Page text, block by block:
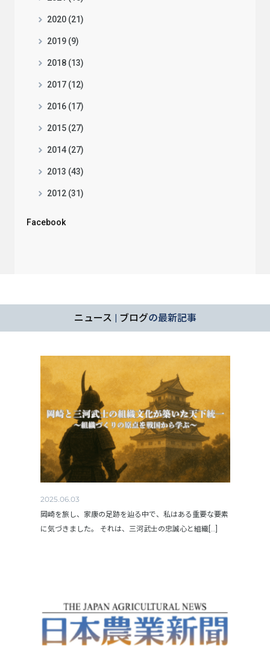
2020 (21)
2019 (9)
2018 (13)
2017 (12)
2016 (17)
2015 (27)
2014 (27)
2013 (43)
2012 (31)
Facebook
ニュース | ブログの最新記事
2025.06.03
岡崎を旅し、家康の足跡を辿る中で、私はある重要な要素
に気づきました。 それは、三河武士の忠誠心と組織[...]